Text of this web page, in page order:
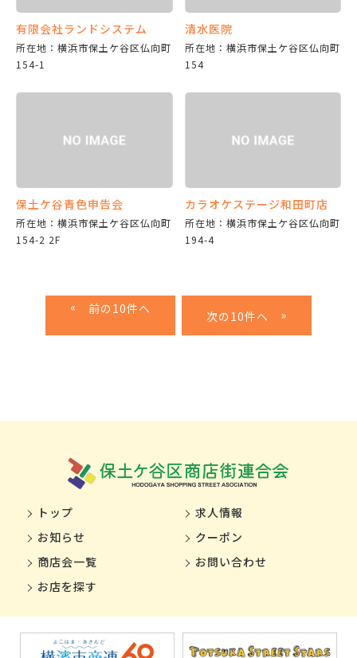
有限会社ランドシステム
所在地：横浜市保土ケ谷区仏向町
154-1
清水医院
所在地：横浜市保土ケ谷区仏向町
154
保土ケ谷青色申告会
所在地：横浜市保土ケ谷区仏向町
154-2 2F
カラオケステージ和田町店
所在地：横浜市保土ケ谷区仏向町
194-4
« »
トップ
お知らせ
商店会一覧
お店を探す
求人情報
クーポン
お問い合わせ